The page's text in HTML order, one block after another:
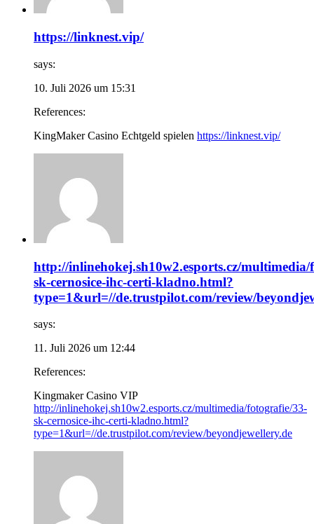
https://linknest.vip/
says:
10. Juli 2026 um 15:31
References:
KingMaker Casino Echtgeld spielen https://linknest.vip/
http://inlinehokej.sh10w2.esports.cz/
sk-cernosice-ihc-certi-kladno.html?
type=1&url=//de.trustpilot.com/review/
says:
11. Juli 2026 um 12:44
References:
Kingmaker Casino VIP
http://inlinehokej.sh10w2.esports.cz/multimedia/fotografie/33-
sk-cernosice-ihc-certi-kladno.html?
type=1&url=//de.trustpilot.com/review/beyondjewellery.de